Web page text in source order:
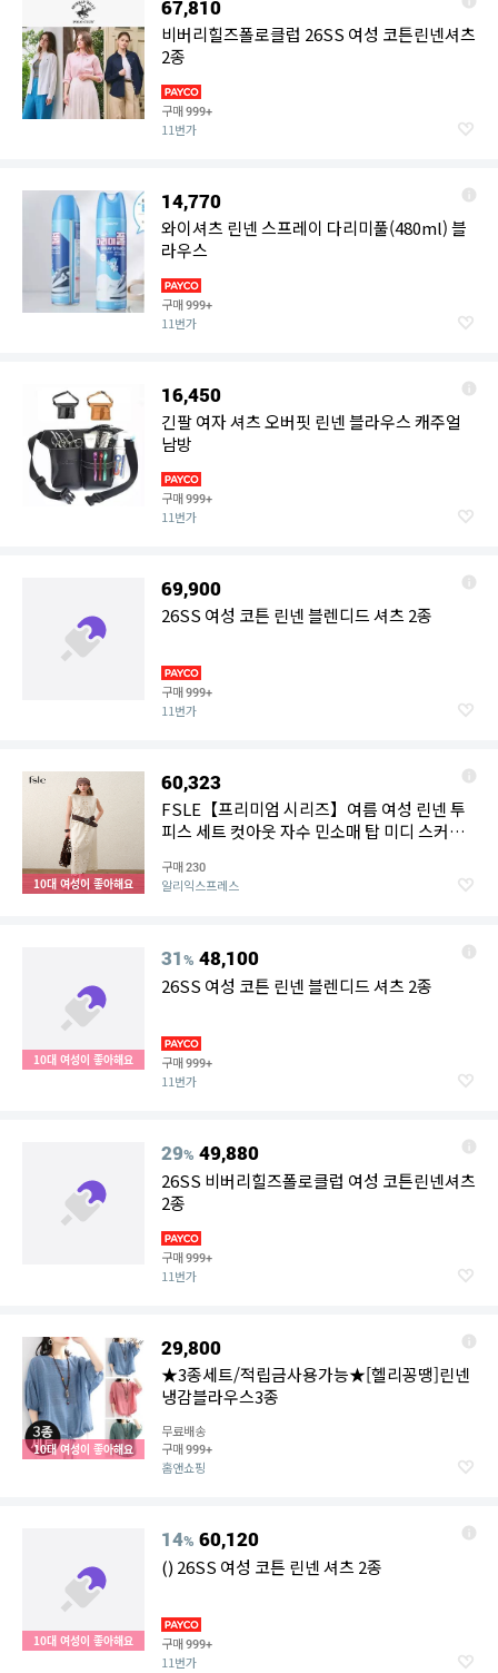
67,810
비버리힐즈폴로클럽 26SS 여성 코튼린넨셔츠
2종
구매999+
11번가
14,770
와이셔츠 린넨 스프레이 다리미풀(480ml) 블
라우스
구매999+
11번가
16,450
긴팔 여자 셔츠 오버핏 린넨 블라우스 캐주얼
남방
구매999+
11번가
69,900
26SS 여성 코튼 린넨 블렌디드 셔츠 2종
구매999+
11번가
10대 여성이 좋아해요
60,323
FSLE【프리미엄 시리즈】여름 여성 린넨 투
피스 세트 컷아웃 자수 민소매 탑 미디 스커트
구매230
알리익스프레스
10대 여성이 좋아해요
31% 48,100
26SS 여성 코튼 린넨 블렌디드 셔츠 2종
구매999+
11번가
29% 49,880
26SS 비버리힐즈폴로클럽 여성 코튼린넨셔츠
2종
구매999+
11번가
10대 여성이 좋아해요
29,800
★3종세트/적립금사용가능★[헬리꽁땡]린넨
냉감블라우스3종
무료배송
구매999+
홈앤쇼핑
10대 여성이 좋아해요
14% 60,120
() 26SS 여성 코튼 린넨 셔츠 2종
구매999+
11번가